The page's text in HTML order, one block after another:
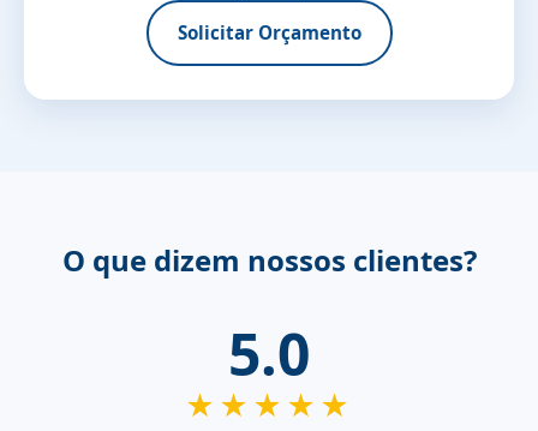
Solicitar Orçamento
O que dizem nossos clientes?
5.0
★★★★★